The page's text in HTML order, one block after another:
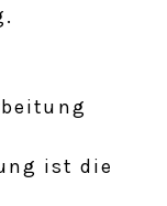
ist die